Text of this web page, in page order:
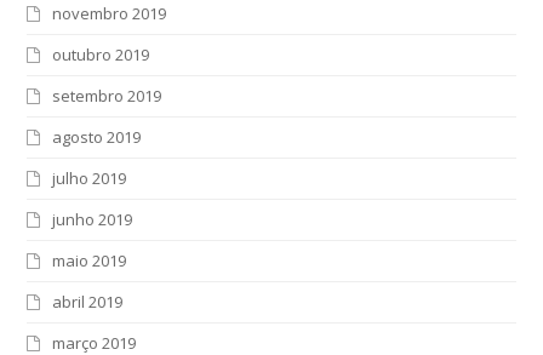
novembro 2019
outubro 2019
setembro 2019
agosto 2019
julho 2019
junho 2019
maio 2019
abril 2019
março 2019